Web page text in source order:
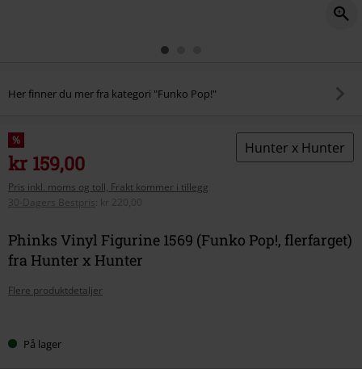
Her finner du mer fra kategori "Funko Pop!"
%
kr 159,00
Pris inkl. moms og toll, Frakt kommer i tillegg
30-Dagers Bestpris
kr 220,00
Hunter x Hunter
Phinks Vinyl Figurine 1569 (Funko Pop!, flerfarget)
fra Hunter x Hunter
Flere produktdetaljer
størrelse
På lager